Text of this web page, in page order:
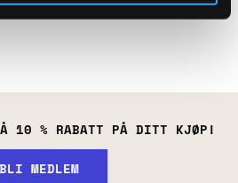
10 % RABATT PÅ DITT KJØP!
BLI MEDLEM